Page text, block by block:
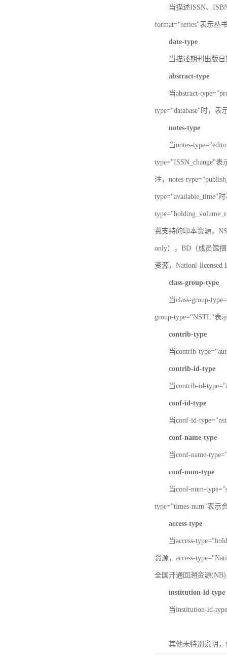
当描述ISSN、
format="series"表示丛
date-type
当描述期刊出版日
abstract-type
当abstract-
type="database"时，表
notes-type
当notes-
type="ISSN_change"
注，notes-
type="available_time"
费支持的印本资源，
only），BD（成员馆
资源，Nationl-licensed
class-group-type
当class-group-
group-type="NSTL"表
contrib-type
当contrib-
contrib-id-type
当contrib-id-
conf-id-type
当conf-id-
conf-name-type
当conf-name-
conf-num-type
当conf-num-
type="times-num"表示
access-type
当access-
资源，access-
全国开通回溯资源(NB)
institution-id-type
当institution-id-
其他未特别说明